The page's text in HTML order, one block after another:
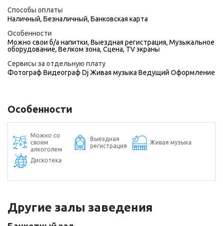
Способы оплаты
Наличный, Безналичный, Банковская карта
Особенности
Можно свои б/а напитки, Выездная регистрация, Музыкальное
оборудование, Велком зона, Сцена, TV экраны
Сервисы за отдельную плату
Фотограф Видеограф DjЖивая музыка Ведущий Оформление
Особенности
Можно со
своим
алкоголем
Выездная
регистрация
Живая музыка
Дискотека
Другие залы заведения